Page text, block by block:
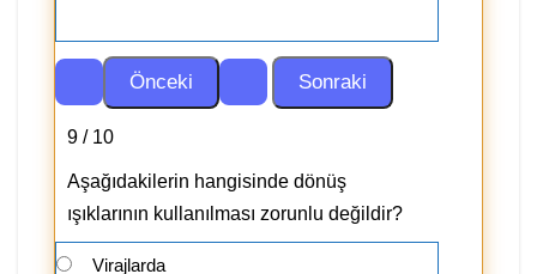
9 / 10
Aşağıdakilerin hangisinde dönüş
ışıklarının kullanılması zorunlu değildir?
Virajlarda